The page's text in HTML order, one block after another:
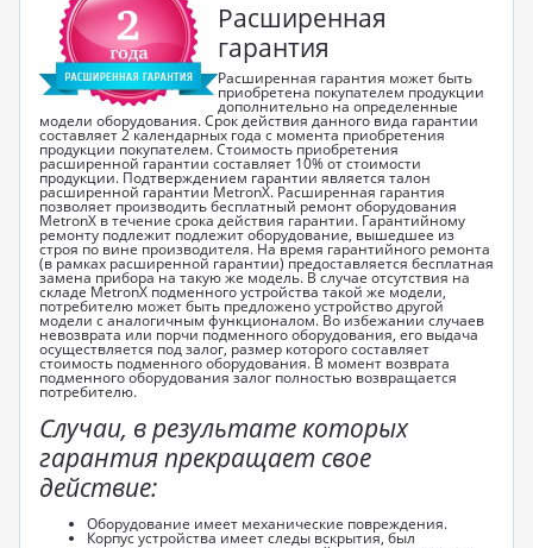
Расширенная
гарантия
Расширенная гарантия может быть
приобретена покупателем продукции
дополнительно на определенные
модели оборудования. Срок действия данного вида гарантии
составляет 2 календарных года с момента приобретения
продукции покупателем. Стоимость приобретения
расширенной гарантии составляет 10% от стоимости
продукции. Подтверждением гарантии является талон
расширенной гарантии MetronX. Расширенная гарантия
позволяет производить бесплатный ремонт оборудования
MetronX в течение срока действия гарантии. Гарантийному
ремонту подлежит подлежит оборудование, вышедшее из
строя по вине производителя. На время гарантийного ремонта
(в рамках расширенной гарантии) предоставляется бесплатная
замена прибора на такую же модель. В случае отсутствия на
складе MetronX подменного устройства такой же модели,
потребителю может быть предложено устройство другой
модели с аналогичным функционалом. Во избежании случаев
невозврата или порчи подменного оборудования, его выдача
осуществляется под залог, размер которого составляет
стоимость подменного оборудования. В момент возврата
подменного оборудования залог полностью возвращается
потребителю.
Случаи, в результате которых
гарантия прекращает свое
действие:
Оборудование имеет механические повреждения.
Корпус устройства имеет следы вскрытия, был